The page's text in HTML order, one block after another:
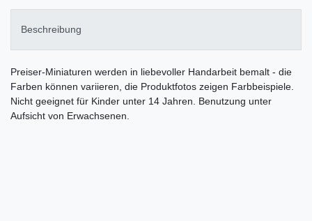
Beschreibung
Preiser-Miniaturen werden in liebevoller Handarbeit bemalt - die
Farben können variieren, die Produktfotos zeigen Farbbeispiele.
Nicht geeignet für Kinder unter 14 Jahren. Benutzung unter
Aufsicht von Erwachsenen.